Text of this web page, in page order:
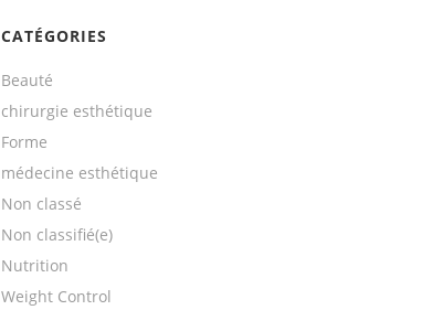
CATÉGORIES
Beauté
chirurgie esthétique
Forme
médecine esthétique
Non classé
Non classifié(e)
Nutrition
Weight Control